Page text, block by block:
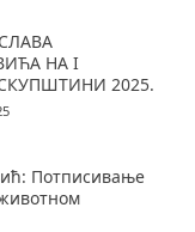
НА I
2025.
Потписивање